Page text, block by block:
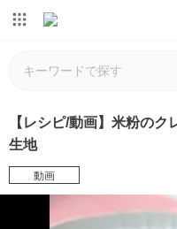
【レシピ/動画】米粉の
生地
動画